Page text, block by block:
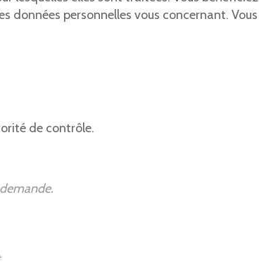
données personnelles vous concernant. Vous
de contrôle.